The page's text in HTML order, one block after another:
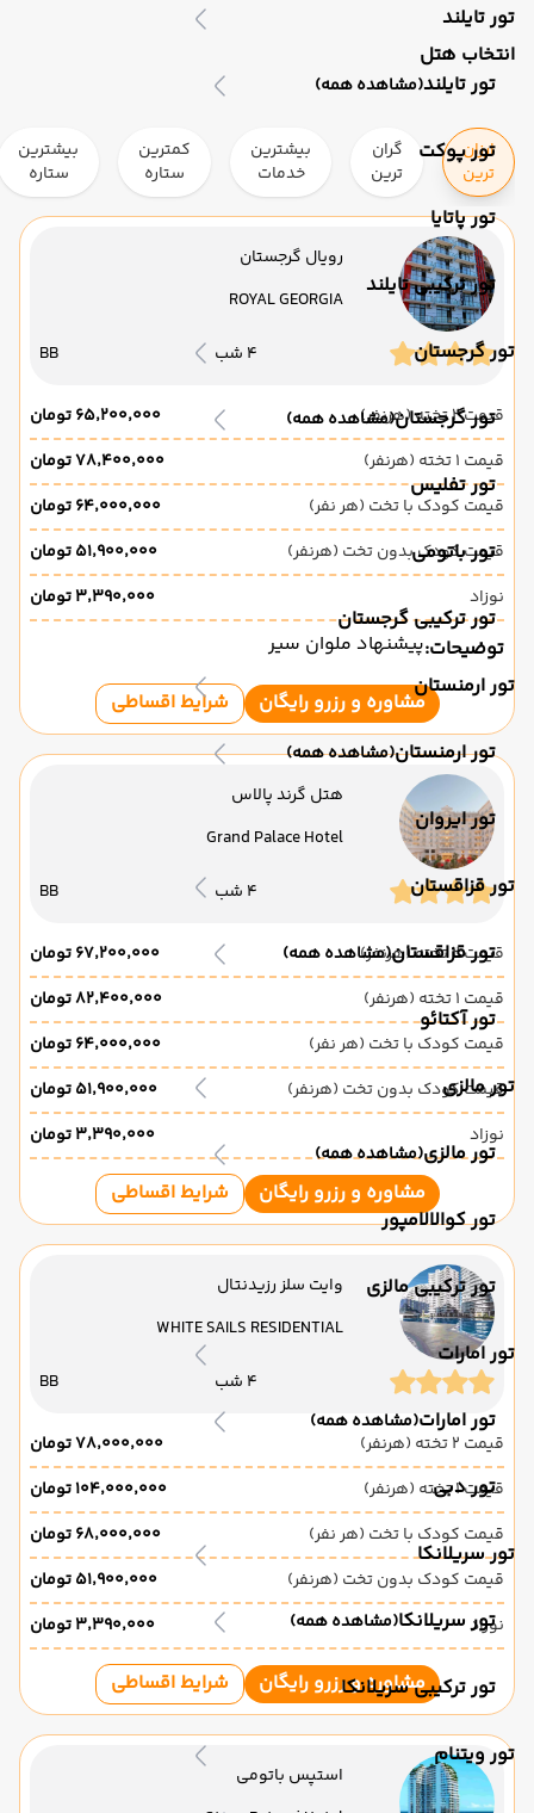
تور تایلند
تور تایلند(مشاهده همه)
تور پوکت
تور پاتایا
تور ترکیبی تایلند
تور گرجستان
تور گرجستان(مشاهده همه)
تور تفلیس
تور باتومی
تور ترکیبی گرجستان
تور ارمنستان
تور ارمنستان(مشاهده همه)
تور ایروان
تور قزاقستان
تور قزاقستان(مشاهده همه)
تور آکتائو
تور مالزی
تور مالزی(مشاهده همه)
تور کوالالامپور
تور ترکیبی مالزی
تور امارات
تور امارات(مشاهده همه)
تور دبی
تور سریلانکا
تور سریلانکا(مشاهده همه)
تور ترکیبی سریلانکا
تور ویتنام
انتخاب هتل
ارزان
ترین
گران
ترین
بیشترین
خدمات
کمترین
ستاره
بیشترین
ستاره
رویال گرجستان
ROYAL GEORGIA
4 شب BB
قیمت 2 تخته (هرنفر)
۶۵٬۲۰۰٬۰۰۰ تومان
قیمت 1 تخته (هرنفر)
۷۸٬۴۰۰٬۰۰۰ تومان
قیمت کودک با تخت (هر نفر)
۶۴٬۰۰۰٬۰۰۰ تومان
قیمت کودک بدون تخت (هرنفر)
۵۱٬۹۰۰٬۰۰۰ تومان
نوزاد
۳٬۳۹۰٬۰۰۰ تومان
توضیحات:پیشنهاد ملوان سیر
مشاوره و رزرو رایگان
شرایط اقساطی
هتل گرند پالاس
Grand Palace Hotel
4 شب BB
قیمت 2 تخته (هرنفر)
۶۷٬۲۰۰٬۰۰۰ تومان
قیمت 1 تخته (هرنفر)
۸۲٬۴۰۰٬۰۰۰ تومان
قیمت کودک با تخت (هر نفر)
۶۴٬۰۰۰٬۰۰۰ تومان
قیمت کودک بدون تخت (هرنفر)
۵۱٬۹۰۰٬۰۰۰ تومان
نوزاد
۳٬۳۹۰٬۰۰۰ تومان
مشاوره و رزرو رایگان شرایط اقساطی
وایت سلز رزیدنتال
WHITE SAILS RESIDENTIAL
4 شب BB
قیمت 2 تخته (هرنفر)
۷۸٬۰۰۰٬۰۰۰ تومان
قیمت 1 تخته (هرنفر)
۱۰۴٬۰۰۰٬۰۰۰ تومان
قیمت کودک با تخت (هر نفر)
۶۸٬۰۰۰٬۰۰۰ تومان
قیمت کودک بدون تخت (هرنفر)
۵۱٬۹۰۰٬۰۰۰ تومان
نوزاد
۳٬۳۹۰٬۰۰۰ تومان
مشاوره و رزرو رایگان شرایط اقساطی
استپس باتومی